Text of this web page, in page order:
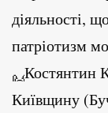
діяльності,
патріотизм
Костянтин
Київщину